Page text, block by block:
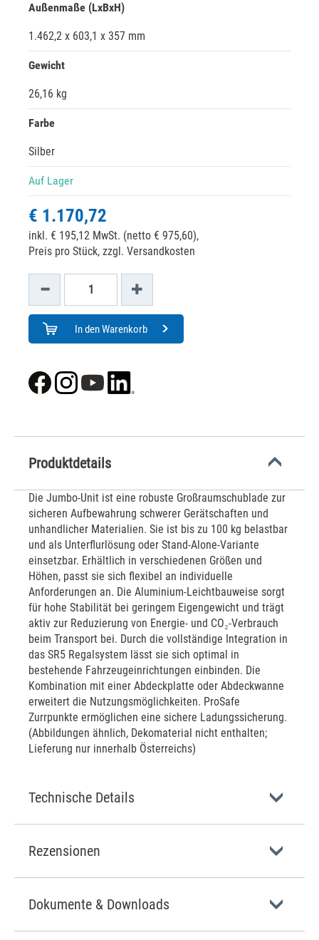
Außenmaße (LxBxH)
1.462,2 x 603,1 x 357 mm
Gewicht
26,16 kg
Farbe
Silber
Auf Lager
€ 1.170,72
inkl. € 195,12 MwSt. (netto € 975,60),
Preis pro Stück, zzgl. Versandkosten
In den Warenkorb
Produktdetails
Die Jumbo-Unit ist eine robuste Großraumschublade zur
sicheren Aufbewahrung schwerer Gerätschaften und
unhandlicher Materialien. Sie ist bis zu 100 kg belastbar
und als Unterflurlösung oder Stand-Alone-Variante
einsetzbar. Erhältlich in verschiedenen Größen und
Höhen, passt sie sich flexibel an individuelle
Anforderungen an. Die Aluminium-Leichtbauweise sorgt
für hohe Stabilität bei geringem Eigengewicht und trägt
aktiv zur Reduzierung von Energie- und CO₂-Verbrauch
beim Transport bei. Durch die vollständige Integration in
das SR5 Regalsystem lässt sie sich optimal in
bestehende Fahrzeugeinrichtungen einbinden. Die
Kombination mit einer Abdeckplatte oder Abdeckwanne
erweitert die Nutzungsmöglichkeiten. ProSafe
Zurrpunkte ermöglichen eine sichere Ladungssicherung.
(Abbildungen ähnlich, Dekomaterial nicht enthalten;
Lieferung nur innerhalb Österreichs)
Technische Details
Rezensionen
Dokumente & Downloads